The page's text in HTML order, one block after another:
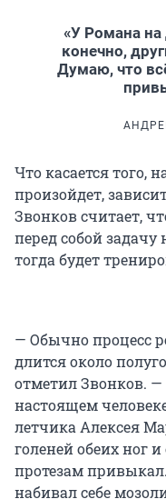
«У Романа
конечно,
Думаю, что
Что касается того,
произойдет,
Звонков считает,
перед собой задачу
тогда будет
— Обычно процесс
длится около
отметил Звонков. —
настоящем
летчика Алексея
голеней обеих ног
протезам
набивал себе